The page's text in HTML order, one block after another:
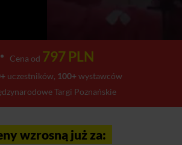
Cena od 797 PLN
uczestników, 100+wystawców
Targi Poznańskie
wzrosną już za: